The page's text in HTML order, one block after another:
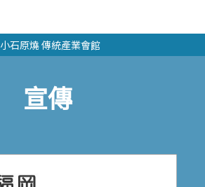
小石原燒 傳統產業會館
宣傳